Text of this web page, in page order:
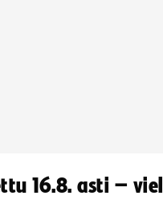
16.8. asti –